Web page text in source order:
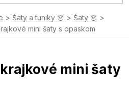
Šaty a tuniky 👗
Šaty 👗
mini šaty s opaskom
mini šaty